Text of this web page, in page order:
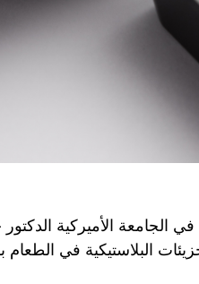
في الجامعة الأميركية
البلاستيكية في الطعام